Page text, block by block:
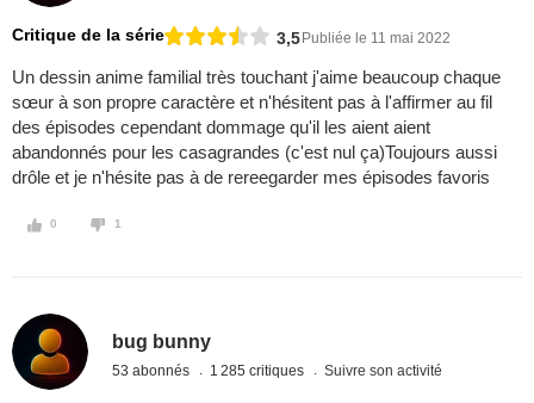
Critique de la série 3,5Publiée le 11 mai 2022
Un dessin anime familial très touchant j'aime beaucoup chaque
sœur à son propre caractère et n'hésitent pas à l'affirmer au fil
des épisodes cependant dommage qu'il les aient aient
abandonnés pour les casagrandes (c'est nul ça)Toujours aussi
drôle et je n'hésite pas à de rereegarder mes épisodes favoris
0 1
bug bunny
53 abonnés 1 285 critiques Suivre son activité